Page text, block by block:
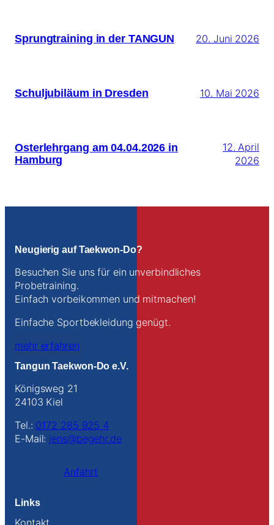
Sprungtraining in der TANGUN 20. Juni 2026
Schuljubiläum in Dresden 10. Mai 2026
Osterlehrgang am 04.04.2026 in
Hamburg
12. April
2026
Neugierig auf Taekwon-Do?
Besuchen Sie uns für ein unverbindliches
Probetraining.
Einfach vorbeikommen und mitmachen!
Einfache Sportbekleidung genügt.
mehr erfahren
Tangun Taekwon-Do e.V.
Königsweg 21
24103 Kiel
Tel.: 0172 285 925 4
E-Mail: jens@begehr.de
Anfahrt
Links